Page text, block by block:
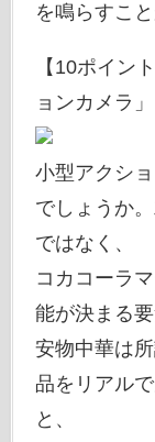
を鳴らすこ
【10ポイン
ョンカメラ
小型アクシ
でしょうか
ではなく、
コカコーラ
能が決まる
安物中華は
品をリアル
と、